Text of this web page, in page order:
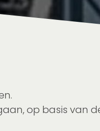
op basis van